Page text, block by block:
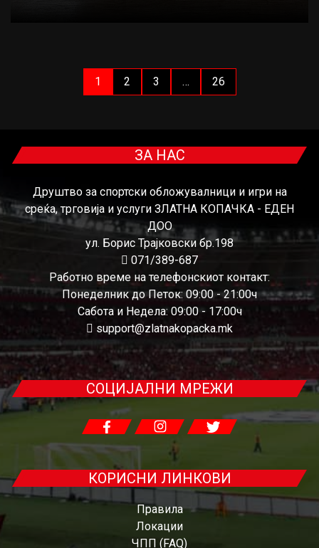
1 2 3 … 26
ЗА НАС
Друштво за спортски обложувалници и игри на
среќа, трговија и услуги ЗЛАТНА КОПАЧКА - ЕДЕН
ДОО
ул. Борис Трајковски бр.198
071/389-687
Работно време на телефонскиот контакт:
Понеделник до Петок: 09:00 - 21:00ч
Сабота и Недела: 09:00 - 17:00ч
support@zlatnakopacka.mk
СОЦИЈАЛНИ МРЕЖИ
КОРИСНИ ЛИНКОВИ
Правила
Локации
ЧПП (FAQ)